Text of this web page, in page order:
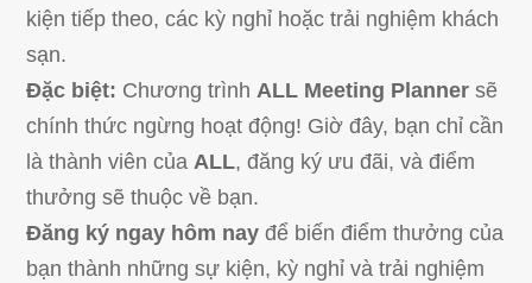
kiện tiếp theo, các kỳ nghỉ hoặc trải nghiệm khách
sạn.
Đặc biệt: Chương trìnhALL Meeting Planner sẽ
chính thức ngừng hoạt động! Giờ đây, bạn chỉ cần
là thành viên củaALL, đăng ký ưu đãi, và điểm
thưởng sẽ thuộc về bạn.
Đăng ký ngay hôm nay để biến điểm thưởng của
bạn thành những sự kiện, kỳ nghỉ và trải nghiệm